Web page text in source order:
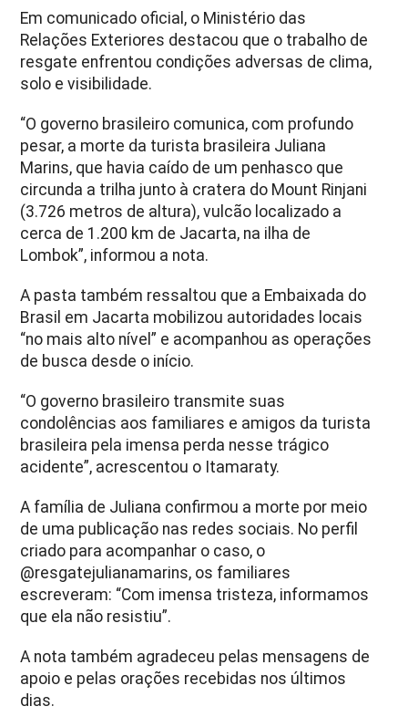
Em comunicado oficial, o Ministério das
Relações Exteriores destacou que o trabalho de
resgate enfrentou condições adversas de clima,
solo e visibilidade.
“O governo brasileiro comunica, com profundo
pesar, a morte da turista brasileira Juliana
Marins, que havia caído de um penhasco que
circunda a trilha junto à cratera do Mount Rinjani
(3.726 metros de altura), vulcão localizado a
cerca de 1.200 km de Jacarta, na ilha de
Lombok”, informou a nota.
A pasta também ressaltou que a Embaixada do
Brasil em Jacarta mobilizou autoridades locais
“no mais alto nível” e acompanhou as operações
de busca desde o início.
“O governo brasileiro transmite suas
condolências aos familiares e amigos da turista
brasileira pela imensa perda nesse trágico
acidente”, acrescentou o Itamaraty.
A família de Juliana confirmou a morte por meio
de uma publicação nas redes sociais. No perfil
criado para acompanhar o caso, o
@resgatejulianamarins, os familiares
escreveram: “Com imensa tristeza, informamos
que ela não resistiu”.
A nota também agradeceu pelas mensagens de
apoio e pelas orações recebidas nos últimos
dias.